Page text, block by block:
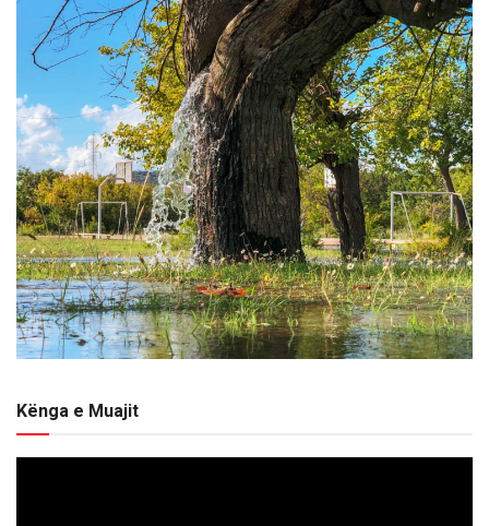
Kënga e Muajit